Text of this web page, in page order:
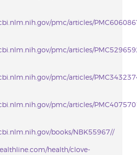
pmc/articles/
pmc/articles/
pmc/articles/
pmc/articles/
books/NBK55967//
health/clove-